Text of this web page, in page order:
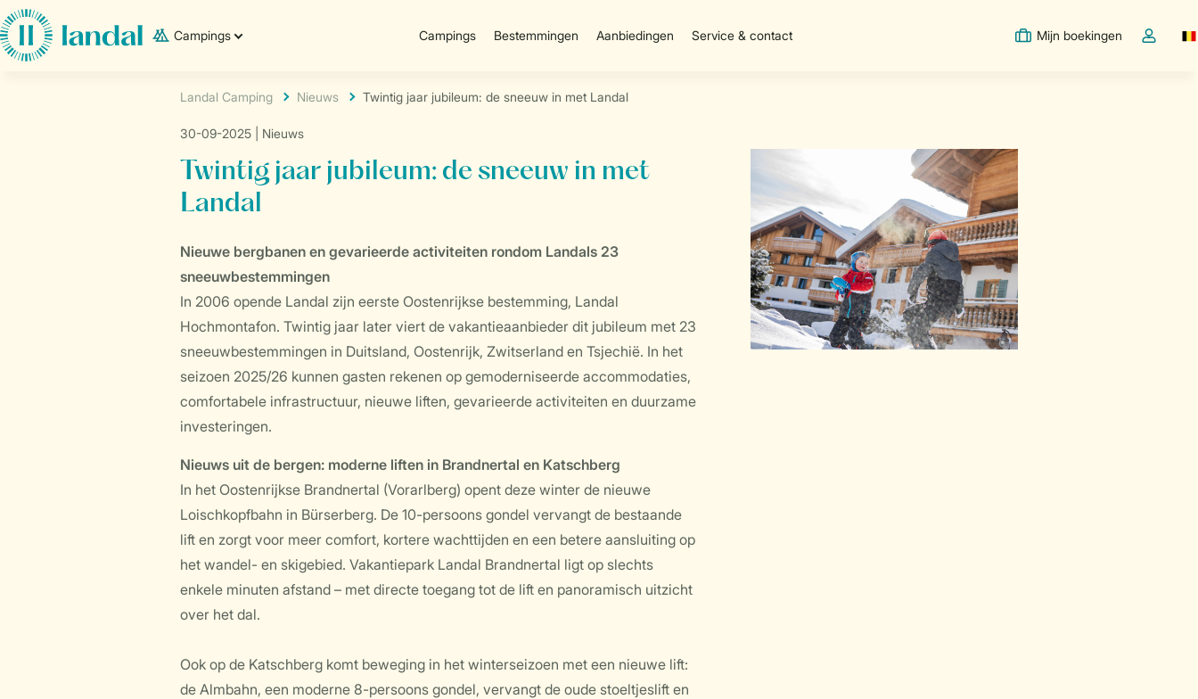
Campings Campings Bestemmingen Aanbiedingen Service & contact Mijn boekingen
Open de
Landal Camping Nieuws Twintig jaar jubileum: de sneeuw in met Landal
30-09-2025 | Nieuws
Twintig jaar jubileum: de sneeuw in met
Landal
Nieuwe bergbanen en gevarieerde activiteiten rondom Landals 23
sneeuwbestemmingen
In 2006 opende Landal zijn eerste Oostenrijkse bestemming, Landal
Hochmontafon. Twintig jaar later viert de vakantieaanbieder dit jubileum met 23
sneeuwbestemmingen in Duitsland, Oostenrijk, Zwitserland en Tsjechië. In het
seizoen 2025/26 kunnen gasten rekenen op gemoderniseerde accommodaties,
comfortabele infrastructuur, nieuwe liften, gevarieerde activiteiten en duurzame
investeringen.
Nieuws uit de bergen: moderne liften in Brandnertal en Katschberg
In het Oostenrijkse Brandnertal (Vorarlberg) opent deze winter de nieuwe
Loischkopfbahn in Bürserberg. De 10-persoons gondel vervangt de bestaande
lift en zorgt voor meer comfort, kortere wachttijden en een betere aansluiting op
het wandel- en skigebied. Vakantiepark Landal Brandnertal ligt op slechts
enkele minuten afstand – met directe toegang tot de lift en panoramisch uitzicht
over het dal.
Ook op de Katschberg komt beweging in het winterseizoen met een nieuwe lift:
de Almbahn, een moderne 8-persoons gondel, vervangt de oude stoeltjeslift en